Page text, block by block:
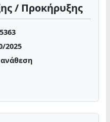
/ Προκήρυξης
2025